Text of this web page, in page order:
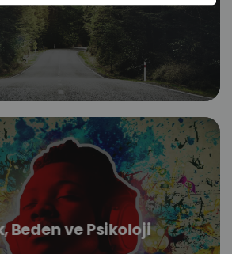
Beden ve Psikoloji